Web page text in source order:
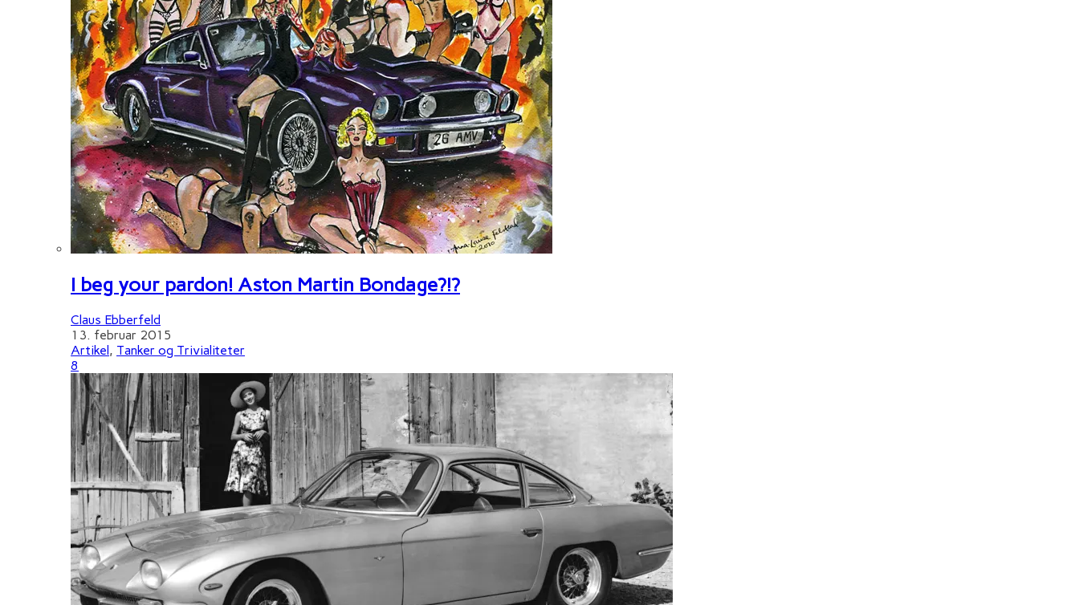
I beg your pardon! Aston Martin Bondage?!?
Claus Ebberfeld
13. februar 2015
Artikel, Tanker og Trivialiteter
8